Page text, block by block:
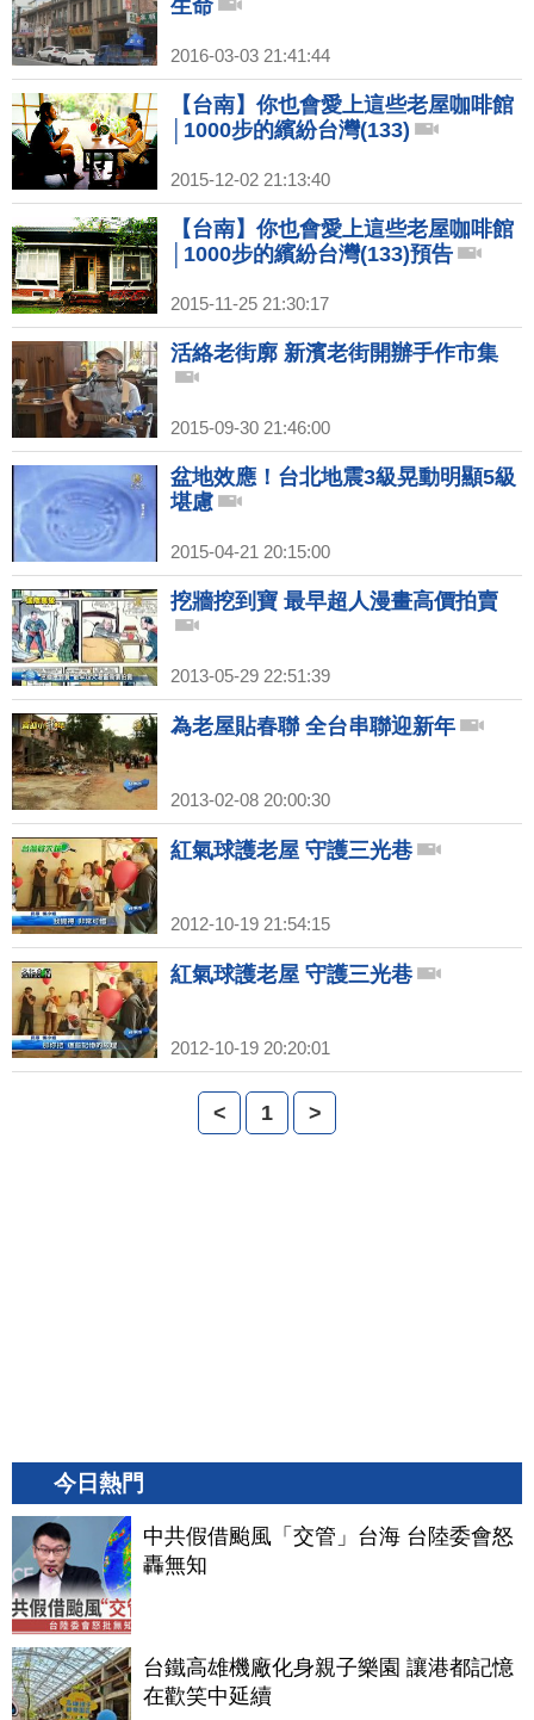
生命
2016-03-03 21:41:44
【台南】你也會愛上這些老屋咖啡館
│1000步的繽紛台灣(133)
2015-12-02 21:13:40
【台南】你也會愛上這些老屋咖啡館
│1000步的繽紛台灣(133)預告
2015-11-25 21:30:17
活絡老街廓 新濱老街開辦手作市集
2015-09-30 21:46:00
盆地效應！台北地震3級晃動明顯5級
堪慮
2015-04-21 20:15:00
挖牆挖到寶 最早超人漫畫高價拍賣
2013-05-29 22:51:39
為老屋貼春聯 全台串聯迎新年
2013-02-08 20:00:30
紅氣球護老屋 守護三光巷
2012-10-19 21:54:15
紅氣球護老屋 守護三光巷
2012-10-19 20:20:01
< 1 >
今日熱門
中共假借颱風「交管」台海 台陸委會怒
轟無知
台鐵高雄機廠化身親子樂園 讓港都記憶
在歡笑中延續